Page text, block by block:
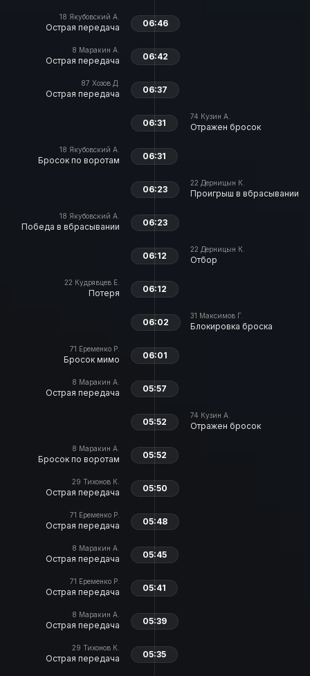
18 Якубовский А.
Острая передача 06:46
8 Маракин А.
Острая передача 06:42
87 Хозов Д.
Острая передача 06:37
74 Кузин А.
Отражен бросок
06:31
18 Якубовский А.
Бросок по воротам 06:31
22 Дерницын К.
Проигрыш в вбрасывании
06:23
18 Якубовский А.
Победа в вбрасывании 06:23
22 Дерницын К.
Отбор
06:12
22 Кудрявцев Е.
Потеря 06:12
31 Максимов Г.
Блокировка броска
06:02
71 Еременко Р.
Бросок мимо 06:01
8 Маракин А.
Острая передача 05:57
74 Кузин А.
Отражен бросок
05:52
8 Маракин А.
Бросок по воротам 05:52
29 Тихонов К.
Острая передача 05:50
71 Еременко Р.
Острая передача 05:48
8 Маракин А.
Острая передача 05:45
71 Еременко Р.
Острая передача 05:41
8 Маракин А.
Острая передача 05:39
29 Тихонов К.
Острая передача 05:35